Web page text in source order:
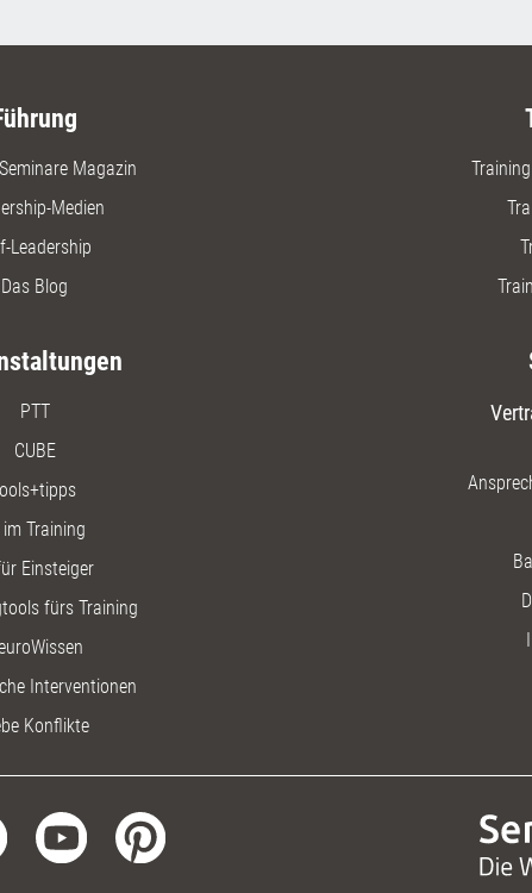
Magazin
Medien
Leadership
Das Blog
PTT
CUBE
im Training
Einsteiger
fürs Training
Interventionen
Konflikte